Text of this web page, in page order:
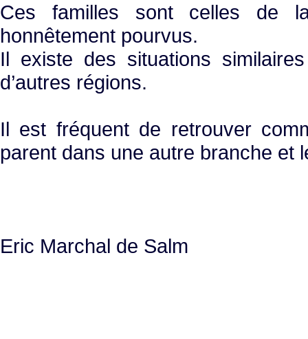
Ces familles sont celles de
honnêtement pourvus.
Il existe des situations
d’autres régions.
Il est fréquent de retrouver
parent dans une autre branche
Eric Marchal de Salm